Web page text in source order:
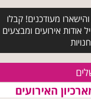
מעודכנים! קבלו
אודות אירועים ומבצעים
האירועים